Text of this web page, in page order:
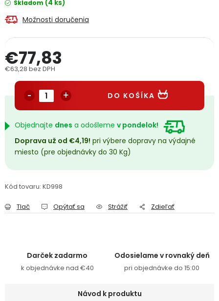
Reklamačný formulár
Podmienky ochrany osobných údajov
Přihlášení
Skladom (4 ks)
Možnosti doručenia
€77,83
€63,28 bez DPH
DO KOŠÍKA
Objednajte dnes a odošleme v pondelok!
Doprava už od €4,19! pri výbere dopravy na výdajné
miesto (pre objednávky do 30 Kg)
Kód tovaru: KD998
Tlač Opýtať sa Strážiť Zdieľať
Darček zadarmo
k objednávke nad €40
Odosielame v rovnaký deň
pri objednávke do 15:00
Návod k produktu